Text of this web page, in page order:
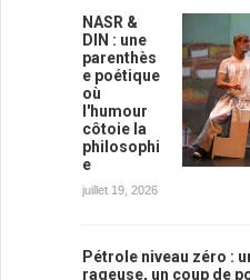
NASR &
DIN : une
parenthès
e poétique
où
l'humour
côtoie la
philosophi
e
juillet 19, 2026
Pétrole niveau zéro :
rageuse, un coup de